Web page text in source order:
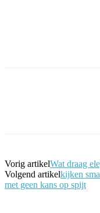
Vorig artikelWat draag
Volgend artikelkijken
met geen kans op spijt